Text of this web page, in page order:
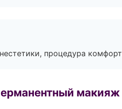
процедура
макияж